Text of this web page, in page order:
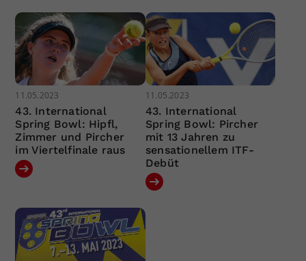
11.05.2023
43. International
Spring Bowl: Hipfl,
Zimmer und Pircher
im Viertelfinale raus
11.05.2023
43. International
Spring Bowl: Pircher
mit 13 Jahren zu
sensationellem ITF-
Debüt